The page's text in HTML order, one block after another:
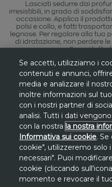
Lasciati sedurre dai
irresistibili, in grado di
occasione. Applica il
polsi e collo, e fatti
legnose. Per regalare alla tua
di idratazione, non perdere
Scopri tutta
Gli sconti sono
degli ultimi 30
non
**Promozione
solo dal 7 al 10
Losconto di 30€si
Se accetti, utilizziamo i
contenuti e annunci,
media e analizzare il
inoltre informazioni sul
con i nostri partner di
analisi. Tutti i dati
con la nostra la nostra
Informativa sui cookie.
cookie", utilizzeremo
necessari". Puoi
cookie (cliccando
momento e revocare il